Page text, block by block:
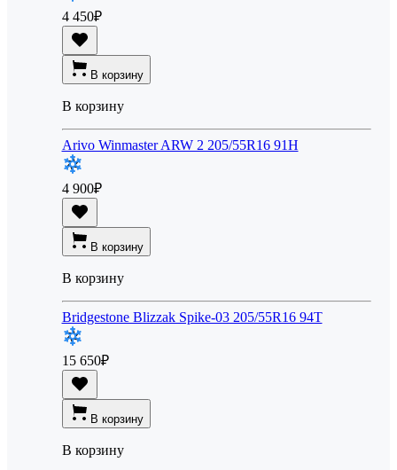
4 450₽
В корзину
В корзину
Arivo Winmaster ARW 2 205/55R16 91H
4 900₽
В корзину
В корзину
Bridgestone Blizzak Spike-03 205/55R16 94T
15 650₽
В корзину
В корзину